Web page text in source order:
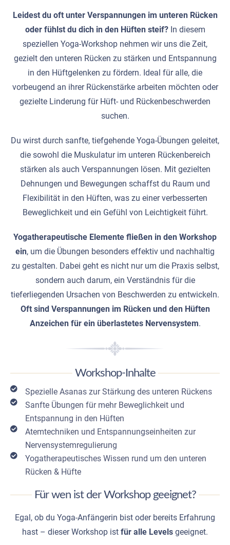
Leidest du oft unter Verspannungen im unteren Rücken
oder fühlst du dich in den Hüften steif?In diesem
speziellen Yoga-Workshop nehmen wir uns die Zeit,
gezielt den unteren Rücken zu stärken und Entspannung
in den Hüftgelenken zu fördern. Ideal für alle, die
vorbeugend an ihrer Rückenstärke arbeiten möchten oder
gezielte Linderung für Hüft- und Rückenbeschwerden
suchen.
Du wirst durch sanfte, tiefgehende Yoga-Übungen geleitet,
die sowohl die Muskulatur im unteren Rückenbereich
stärken als auch Verspannungen lösen. Mit gezielten
Dehnungen und Bewegungen schaffst du Raum und
Flexibilität in den Hüften, was zu einer verbesserten
Beweglichkeit und ein Gefühl von Leichtigkeit führt.
Yogatherapeutische Elemente fließen in den Workshop
ein, um die Übungen besonders effektiv und nachhaltig
zu gestalten. Dabei geht es nicht nur um die Praxis selbst,
sondern auch darum, ein Verständnis für die
tieferliegenden Ursachen von Beschwerden zu entwickeln.
Oft sind Verspannungen im Rücken und den Hüften
Anzeichen für ein überlastetes Nervensystem.
Workshop-Inhalte
Spezielle Asanas zur Stärkung des unteren Rückens
Sanfte Übungen für mehr Beweglichkeit und
Entspannung in den Hüften
Atemtechniken und Entspannungseinheiten zur
Nervensystemregulierung
Yogatherapeutisches Wissen rund um den unteren
Rücken & Hüfte
Für wen ist der Workshop geeignet?
Egal, ob du Yoga-Anfängerin bist oder bereits Erfahrung
hast – dieser Workshop ist für alle Levels geeignet.